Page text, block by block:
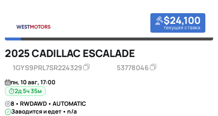
$24,100
текущая ставка
2025 CADILLAC ESCALADE
1GYS9PRL7SR224329 53778046
пн, 10 авг, 17:00
2д 5ч 35м
8 • RWDAWD • AUTOMATIC
Заводится и едет • n/a